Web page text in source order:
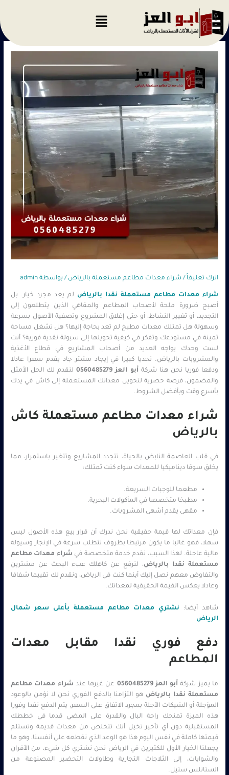
المحتوى
اترك تعليقاً / شراء معدات مطاعم مستعملة بالرياض / بواسطة admin
شراء معدات مطاعم مستعملة نقدا بالرياض لم يعد مجرد خيار. بل
أصبح ضرورة ملحة لأصحاب المطاعم والمقاهي الذين يتطلعون إلى
التجديد، أو تغيير النشاط، أو حتى إغلاق المشروع وتصفية الأصول بسرعة
وسهولة هل تمتلك معدات مطبخ لم تعد بحاجة إليها؟ هل تشغل مساحة
ثمينة في مستودعك وتفكر في كيفية تحويلها إلى سيولة نقدية فورية؟ أنت
لست وحدك يواجه العديد من أصحاب المشاريع في قطاع الأغذية
والمشروبات بالرياض. تحديا كبيرا في إيجاد مشتر جاد يقدم سعرا عادلا
ودفعا فوريا نحن هنا شركة أبو العز 0560485279 لنقدم لك الحل الأمثل
والمضمون، فرصة حصرية لتحويل معداتك المستعملة إلى كاش في يدك
بأسرع وقت وبأفضل الشروط.
شراء معدات مطاعم مستعملة كاش
بالرياض
في قلب العاصمة النابض بالحياة، تتجدد المشاريع وتتغير باستمرار، مما
يخلق سوقا ديناميكيا للمعدات سواء كنت تمتلك:
مطعما للوجبات السريعة.
مطبخا متخصصا في المأكولات البحرية.
مقهى يقدم أشهى المشروبات.
فإن معداتك لها قيمة حقيقية نحن ندرك أن قرار بيع هذه الأصول ليس
سهلا، فهو غالبا ما يكون مرتبطا بظروف تتطلب سرعة في الإنجاز وسيولة
مالية عاجلة. لهذا السبب، نقدم خدمة متخصصة في شراء معدات مطاعم
مستعملة نقدا بالرياض، لنرفع عن كاهلك عبء البحث عن مشترين
والتفاوض معهم نصل إليك أينما كنت في الرياض، ونقدم لك تقييما شفافا
وعادلا يعكس القيمة الحقيقية لمعداتك.
شاهد أيضا:
نشتري معدات مطاعم مستعملة بأعلى سعر شمال
الرياض
دفع فوري نقدا مقابل معدات
المطاعم
ما يميز شركة أبو العز0560485279 عن غيرها عند شراء معدات مطاعم
مستعملة نقدا بالرياض هو التزامنا بالدفع الفوري نحن لا نؤمن بالوعود
المؤجلة أو الشيكات الآجلة بمجرد الاتفاق على السعر، يتم الدفع نقدا وفورا
هذه الميزة تمنحك راحة البال والقدرة على المضي قدما في خططك
المستقبلية دون أي تأخير تخيل أنك تتخلص من معدات قديمة وتستلم
قيمتها كاملة في نفس اليوم هذا هو الوعد الذي نقطعه على أنفسنا، وهو ما
يجعلنا الخيار الأول للكثيرين في الرياض نحن نشتري كل شيء، من الأفران
والشوايات، إلى الثلاجات التجارية وطاولات التحضير المصنوعة من
الستانلس ستيل.